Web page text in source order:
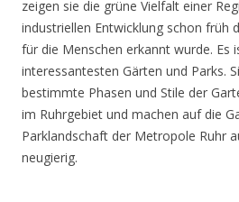
zeigen sie die grüne Vielfalt einer
industriellen Entwicklung schon früh
für die Menschen erkannt wurde. Es
interessantesten Gärten und Parks.
bestimmte Phasen und Stile der
im Ruhrgebiet und machen auf die
Parklandschaft der Metropole Ruhr
neugierig.